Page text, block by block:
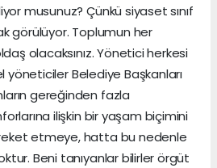
musunuz? Çünkü siyaset sınıf
görülüyor. Toplumun her
olacaksınız. Yönetici herkesi
yöneticiler Belediye Başkanları
gereğinden fazla
ilişkin bir yaşam biçimini
etmeye, hatta bu nedenle
Beni tanıyanlar bilirler örgüt